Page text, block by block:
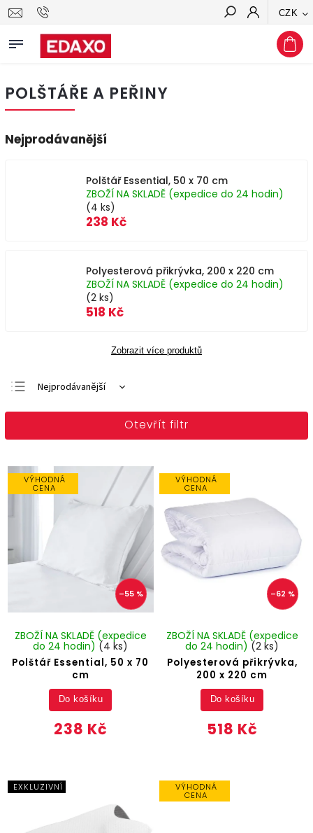
CZK
Hledat
POLŠTÁŘE A PEŘINY
Nejprodávanější
Polštář Essential, 50 x 70 cm
ZBOŽÍ NA SKLADĚ (expedice do 24 hodin)
(4 ks)
238 Kč
Polyesterová přikrývka, 200 x 220 cm
ZBOŽÍ NA SKLADĚ (expedice do 24 hodin)
(2 ks)
518 Kč
Zobrazit více produktů
Doporučujeme
Nejprodávanější
Abecedně
Otevřít filtr
VÝHODNÁ
CENA
–55 %
Polštář Essential, 50 x 70
cm
ZBOŽÍ NA SKLADĚ (expedice
do 24 hodin) (4 ks)
238 Kč
Do košíku
VÝHODNÁ
CENA
–62 %
Polyesterová přikrývka,
200 x 220 cm
ZBOŽÍ NA SKLADĚ (expedice
do 24 hodin) (2 ks)
518 Kč
Do košíku
EXKLUZIVNÍ VÝHODNÁ
CENA